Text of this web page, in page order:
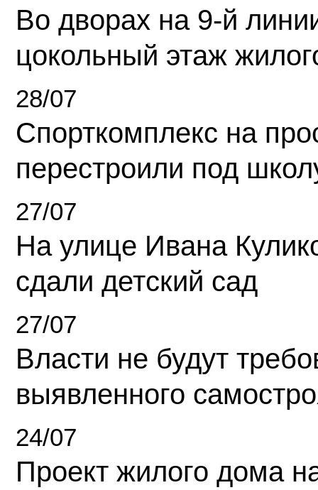
Во дворах на 9-й
цокольный этаж
28/07
Спорткомплекс на
перестроили под
27/07
На улице Ивана
сдали детский сад
27/07
Власти не будут
выявленного
24/07
Проект жилого дома